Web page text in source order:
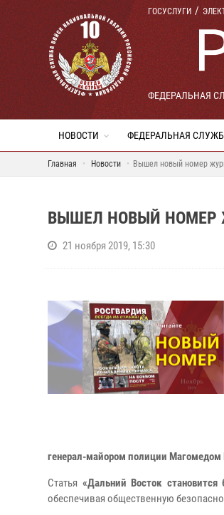
ГОСУСЛУГИ
ФЕДЕРАЛЬНАЯ
НОВОСТИ ФЕДЕРАЛЬНАЯ
Главная Новости Вышел новый номер
ВЫШЕЛ НОВЫЙ НОМЕР
21 ноября 2019, 15:30
генерал-майором полиции
Статья «Дальний Восток становится
обеспечивая общественную